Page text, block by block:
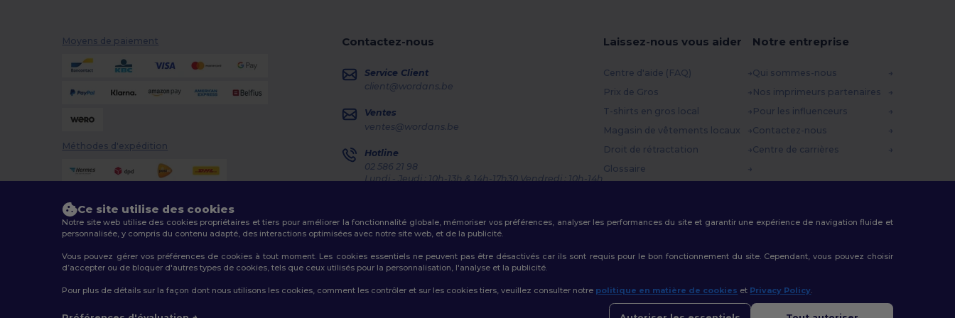
Moyens de paiement
Méthodes d'expédition
Contactez-nous
Service Client
client@wordans.be
Ventes
ventes@wordans.be
Hotline
02 586 21 98
Lundi - Jeudi : 10h-13h & 14h-17h30 Vendredi : 10h-14h
Laissez-nous vous aider
Centre d'aide (FAQ)
Prix de Gros
T-shirts en gros local
Magasin de vêtements locaux
Droit de rétractation
Glossaire
Notre entreprise
Qui sommes-nous
Nos imprimeurs partenaires
Pour les influenceurs
Contactez-nous
Centre de carrières
2026. Tous droits réservés
Ce site utilise des cookies
Notre site web utilise des cookies propriétaires et tiers pour améliorer la fonctionnalité globale, mémoriser vos préférences, analyser les performances du site et garantir une expérience de navigation fluide et
personnalisée, y compris du contenu adapté, des interactions optimisées avec notre site web, et de la publicité.
Vous pouvez gérer vos préférences de cookies à tout moment. Les cookies essentiels ne peuvent pas être désactivés car ils sont requis pour le bon fonctionnement du site. Cependant, vous pouvez choisir
d’accepter ou de bloquer d'autres types de cookies, tels que ceux utilisés pour la personnalisation, l'analyse et la publicité.
Pour plus de détails sur la façon dont nous utilisons les cookies, comment les contrôler et sur les cookies tiers, veuillez consulter notre politique en matière de cookies et Privacy Policy.
👋 Bonjour
Si vous avez des questions ou des préoccupations, vous pouvez nous